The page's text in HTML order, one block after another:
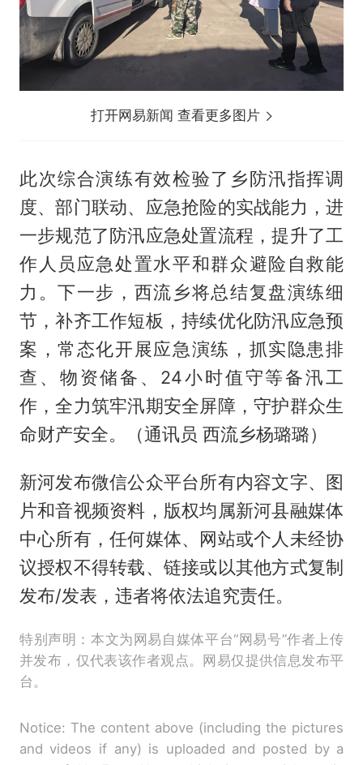
打开网易新闻 查看更多图片
此次综合演练有效检验了乡防汛指挥调
度、部门联动、应急抢险的实战能力，进
一步规范了防汛应急处置流程，提升了工
作人员应急处置水平和群众避险自救能
力。下一步，西流乡将总结复盘演练细
节，补齐工作短板，持续优化防汛应急预
案，常态化开展应急演练，抓实隐患排
查、物资储备、24小时值守等备汛工
作，全力筑牢汛期安全屏障，守护群众生
命财产安全。（通讯员 西流乡杨璐璐）
新河发布微信公众平台所有内容文字、图
片和音视频资料，版权均属新河县融媒体
中心所有，任何媒体、网站或个人未经协
议授权不得转载、链接或以其他方式复制
发布/发表，违者将依法追究责任。
特别声明：本文为网易自媒体平台“网易号”作者上传
并发布，仅代表该作者观点。网易仅提供信息发布平
台。
Notice: The content above (including the pictures
and videos if any) is uploaded and posted by a